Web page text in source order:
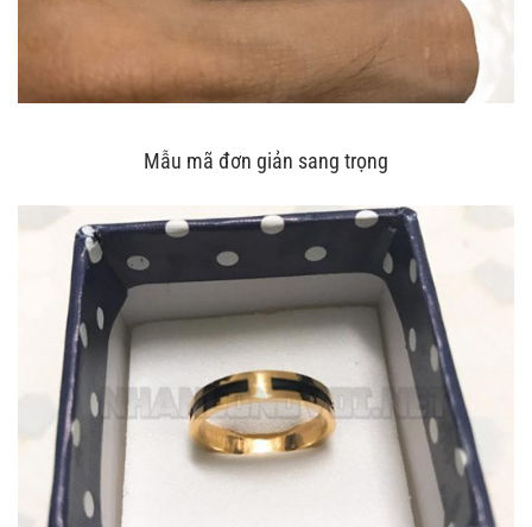
Mẫu mã đơn giản sang trọng